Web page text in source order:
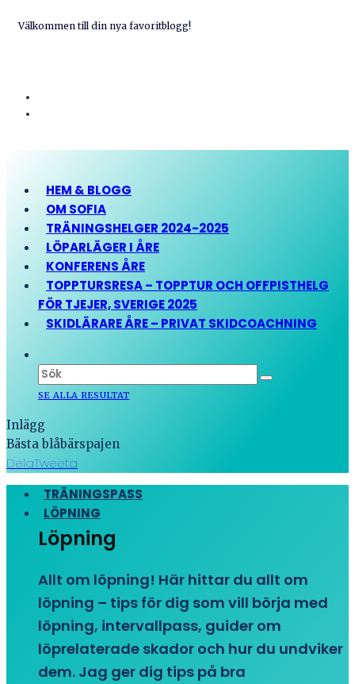
Välkommen till din nya favoritblogg!
HEM & BLOGG
OM SOFIA
TRÄNINGSHELGER 2024-2025
LÖPARLÄGER I ÅRE
KONFERENS ÅRE
TOPPTURSRESA – TOPPTUR OCH OFFPISTHELG
FÖR TJEJER, SVERIGE 2025
SKIDLÄRARE ÅRE – PRIVAT SKIDCOACHNING
SE ALLA RESULTAT
Inlägg
Bästa blåbärspajen
DelaTweeta
TRÄNINGSPASS
LÖPNING
Löpning
Allt om löpning! Här hittar du allt om
löpning – tips för dig som vill börja med
löpning, intervallpass, guider om
löprelaterade skador och hur du undviker
dem. Jag ger dig tips på bra